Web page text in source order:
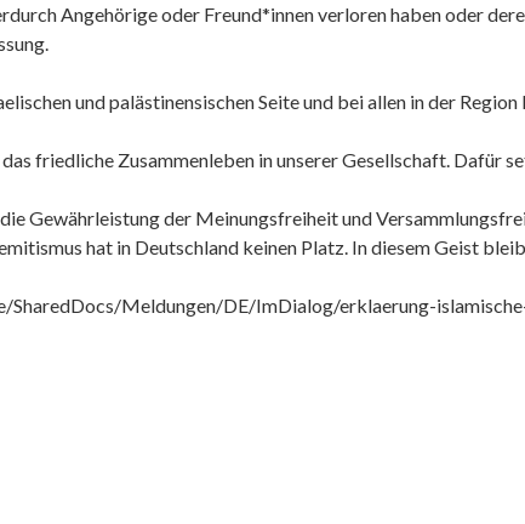
Angehörige oder Freund*innen verloren haben oder
und palästinensischen Seite und bei allen in der
friedliche Zusammenleben in unserer Gesellschaft. Dafür
Gewährleistung der Meinungsfreiheit und
hat in Deutschland keinen Platz. In diesem Geist
Meldungen/DE/ImDialog/erklaerung-